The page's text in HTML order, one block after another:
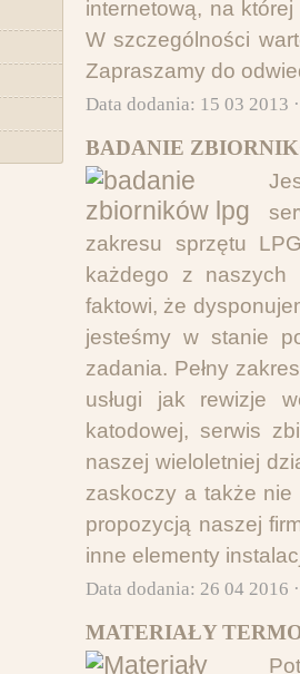
internetową, na
W szczególności
Zapraszamy do
Data dodania: 15 03 2013
BADANIE
zakresu sprzętu
każdego z naszych
faktowi, że
jesteśmy w stanie
zadania. Pełny
usługi jak rewizje
katodowej, serwis
naszej wieloletniej
zaskoczy a także
propozycją naszej
inne elementy
Data dodania: 26 04 2016
MATERIAŁY